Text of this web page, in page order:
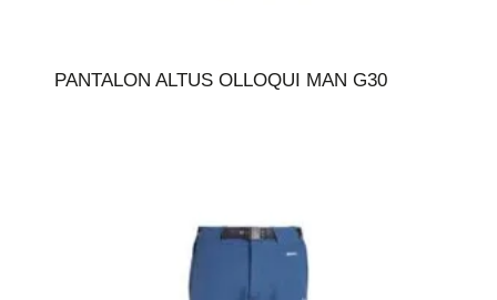
PANTALON ALTUS OLLOQUI MAN G30